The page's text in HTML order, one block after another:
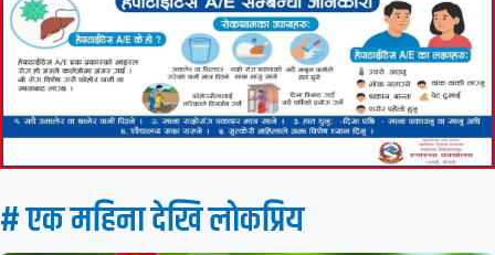
# एक महिना देखि लाेकप्रिय